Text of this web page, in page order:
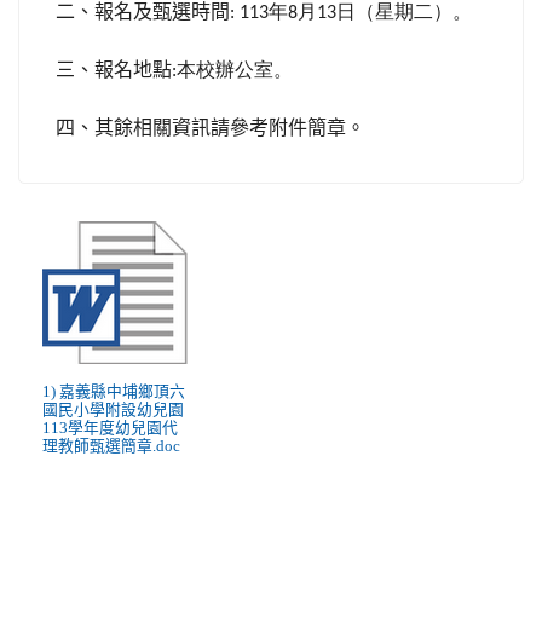
二、報名及甄選時間: 113年8月 13日（星期二）。
三、報名地點:本校辦公室。
四、其餘相關資訊請參考附件簡章。
1) 嘉義縣中埔鄉頂六
國民小學附設幼兒園
113學年度幼兒園代
理教師甄選簡章.doc